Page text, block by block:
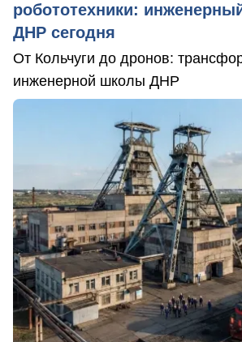
робототехники:
ДНР сегодня
От Кольчуги до дронов:
инженерной школы ДНР